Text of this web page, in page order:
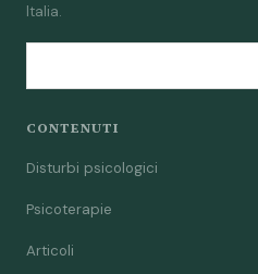
Italia.
CONTENUTI
Disturbi psicologici
Psicoterapie
Articoli